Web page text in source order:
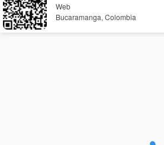
Web
Bucaramanga, Colombia